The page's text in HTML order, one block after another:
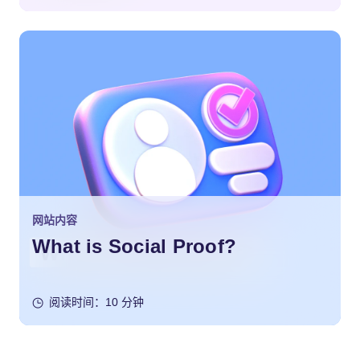
网站内容
What is Social Proof?
阅读时间：10 分钟